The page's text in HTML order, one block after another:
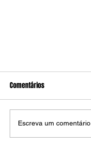
Comentários
Escreva um comentário